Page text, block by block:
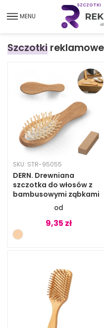
MENU
SZCZOTKI
Szczotki
SKU: STR-95055
DERN. Drewniana
szczotka do włosów z
bambusowymi ząbkami
9,35 zł